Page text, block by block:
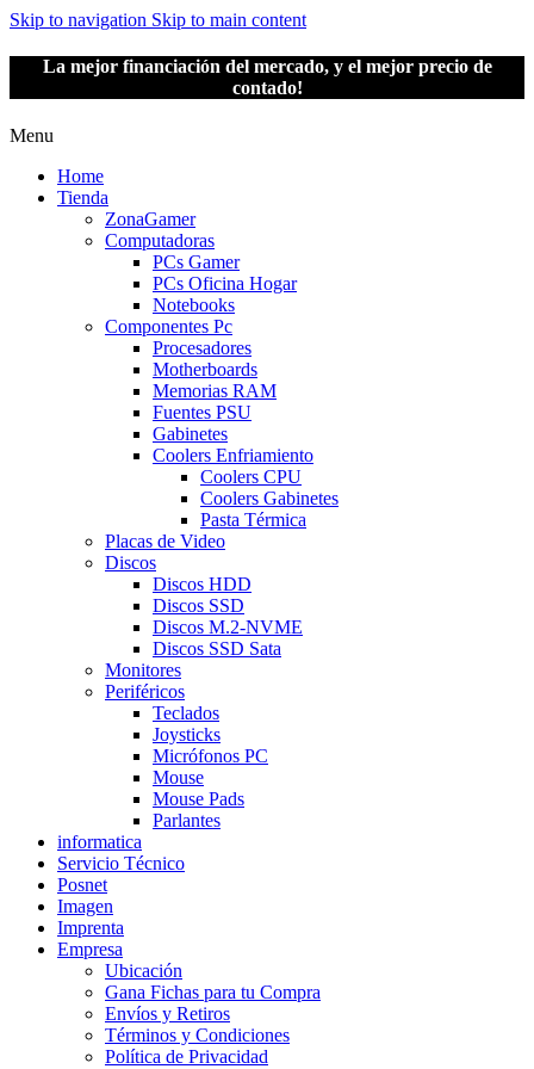
Skip to navigation Skip to main content
La mejor financiación del mercado, y el mejor precio de
contado!
Menu
Home
Tienda
ZonaGamer
Computadoras
PCs Gamer
PCs Oficina Hogar
Notebooks
Componentes Pc
Procesadores
Motherboards
Memorias RAM
Fuentes PSU
Gabinetes
Coolers Enfriamiento
Coolers CPU
Coolers Gabinetes
Pasta Térmica
Placas de Video
Discos
Discos HDD
Discos SSD
Discos M.2-NVME
Discos SSD Sata
Monitores
Periféricos
Teclados
Joysticks
Micrófonos PC
Mouse
Mouse Pads
Parlantes
informatica
Servicio Técnico
Posnet
Imagen
Imprenta
Empresa
Ubicación
Gana Fichas para tu Compra
Envíos y Retiros
Términos y Condiciones
Política de Privacidad